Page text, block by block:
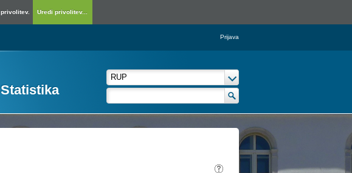
Uredi privolitev...
Prijava
Statistika